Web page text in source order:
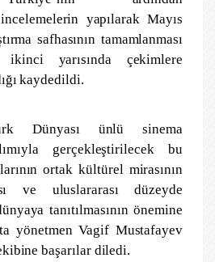
yapılarak Mayıs
safhasının tamamlanması
yarısında çekimlere
kaydedildi.
Dünyası ünlü sinema
gerçekleştirilecek bu
ortak kültürel mirasının
ve uluslararası düzeyde
tanıtılmasının önemine
yönetmen Vagif Mustafayev
başarılar diledi.